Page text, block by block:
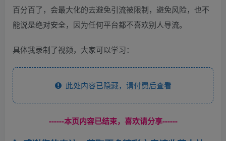
百分百了，会最大化的去避免引流被限制，避免风险，也不
能说是绝对安全，因为任何平台都不喜欢别人导流。
具体我录制了视频，大家可以学习：
此处内容已隐藏，请付费后查看
------本页内容已结束，喜欢请分享------